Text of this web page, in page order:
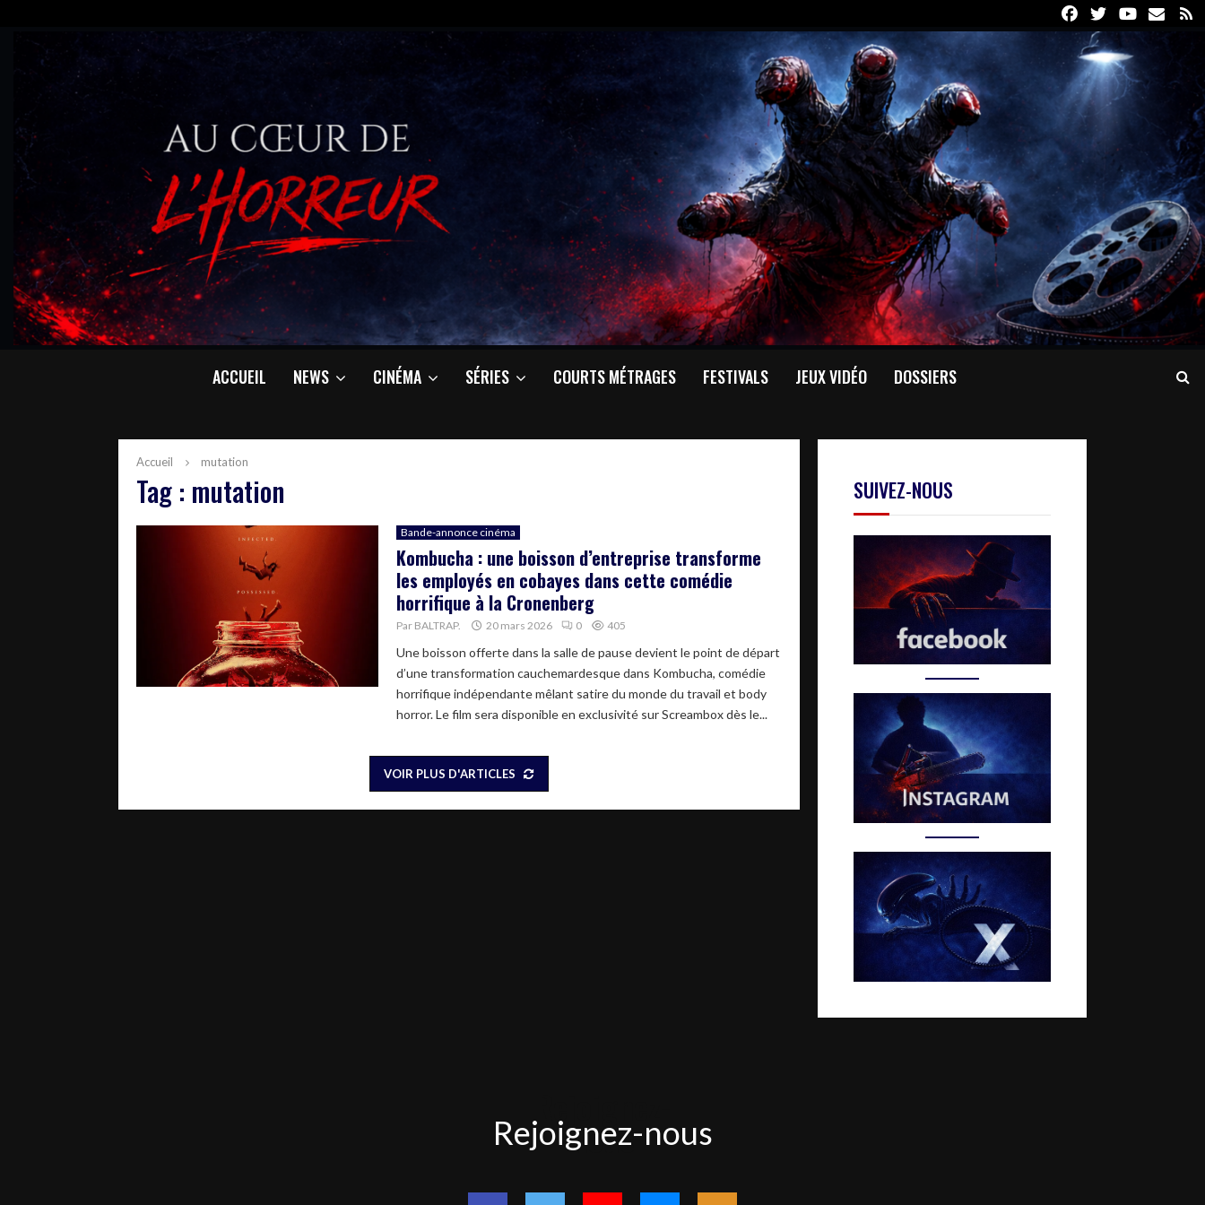
FacebookTwitterYoutube
Email
ACCUEIL NEWS CINÉMA SÉRIES COURTS MÉTRAGES FESTIVALS JEUX VIDÉO DOSSIERS
Accueil mutation
Tag : mutation
Bande-annonce cinéma
Kombucha : une boisson d’entreprise transforme
les employés en cobayes dans cette comédie
horrifique à la Cronenberg
Par BALTRAP. 20 mars 2026 0 405
Une boisson offerte dans la salle de pause devient le point de départ
d’une transformation cauchemardesque dans Kombucha, comédie
horrifique indépendante mêlant satire du monde du travail et body
horror. Le film sera disponible en exclusivité sur Screambox dès le...
VOIR PLUS D'ARTICLES
SUIVEZ-NOUS
nous
Rejoignez-nous